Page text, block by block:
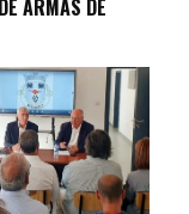
ARMAS DE